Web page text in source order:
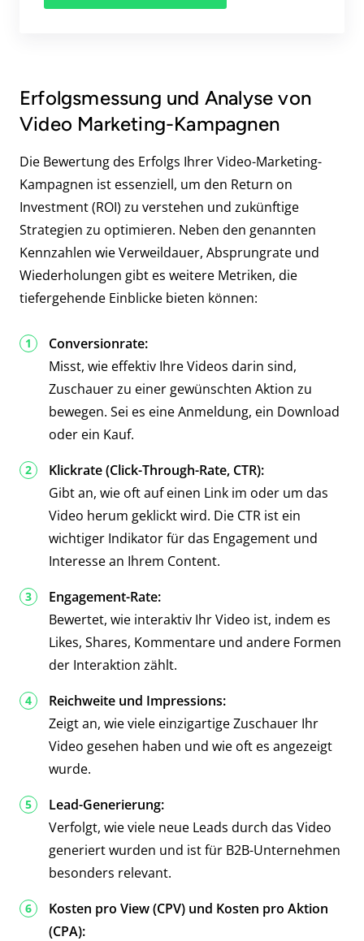
Erfolgsmessung und Analyse von
Video Marketing-Kampagnen
Die Bewertung des Erfolgs Ihrer Video-Marketing-
Kampagnen ist essenziell, um den Return on
Investment (ROI) zu verstehen und zukünftige
Strategien zu optimieren. Neben den genannten
Kennzahlen wie Verweildauer, Absprungrate und
Wiederholungen gibt es weitere Metriken, die
tiefergehende Einblicke bieten können:
Conversionrate:
Misst, wie effektiv Ihre Videos darin sind,
Zuschauer zu einer gewünschten Aktion zu
bewegen. Sei es eine Anmeldung, ein Download
oder ein Kauf.
Klickrate (Click-Through-Rate, CTR):
Gibt an, wie oft auf einen Link im oder um das
Video herum geklickt wird. Die CTR ist ein
wichtiger Indikator für das Engagement und
Interesse an Ihrem Content.
Engagement-Rate:
Bewertet, wie interaktiv Ihr Video ist, indem es
Likes, Shares, Kommentare und andere Formen
der Interaktion zählt.
Reichweite und Impressions:
Zeigt an, wie viele einzigartige Zuschauer Ihr
Video gesehen haben und wie oft es angezeigt
wurde.
Lead-Generierung:
Verfolgt, wie viele neue Leads durch das Video
generiert wurden und ist für B2B-Unternehmen
besonders relevant.
Kosten pro View (CPV) und Kosten pro Aktion
(CPA):